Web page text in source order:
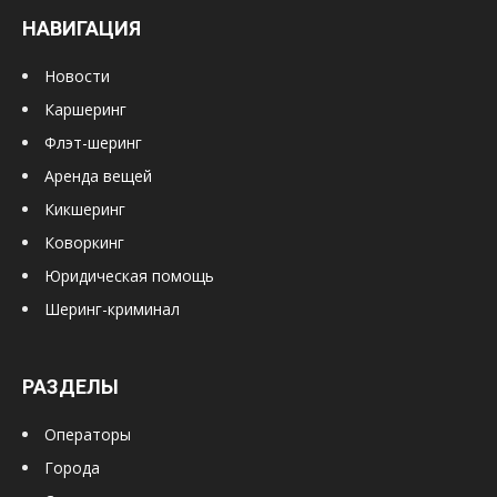
НАВИГАЦИЯ
Новости
Каршеринг
Флэт-шеринг
Аренда вещей
Кикшеринг
Коворкинг
Юридическая помощь
Шеринг-криминал
РАЗДЕЛЫ
Операторы
Города